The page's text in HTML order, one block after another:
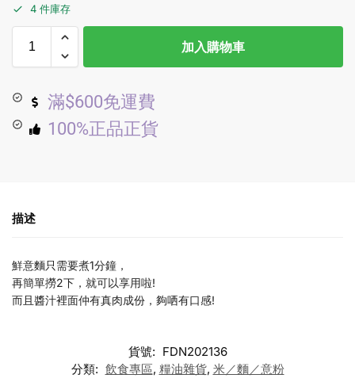
4 件庫存
加入購物車
滿$600免運費
100%正品正貨
描述
鮮意麵只需要煮1分鐘，
再簡單撈2下，就可以享用啦!
而且醬汁裡面仲有真肉成份，夠哂有口感!
貨號: FDN202136
分類: 飲食專區, 糧油雜貨, 米／麵／意粉